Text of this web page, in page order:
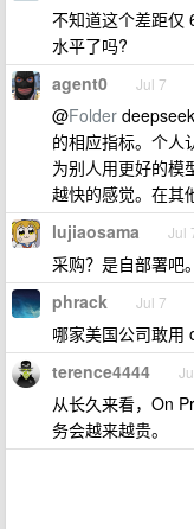
不知道这个差距仅
水平了吗?
agent0 Jul 7
@Folder
的相应指标。个人
为别人用更好的模
越快的感觉。在其
lujiaosama Jul
采购？是自部署吧。
phrack Jul 7
哪家美国公司敢用
terence4444
从长久来看，On
务会越来越贵。